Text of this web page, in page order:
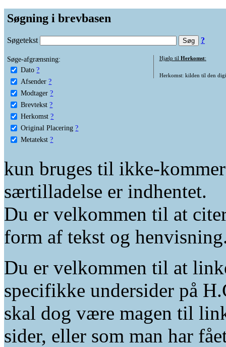
Søgning i brevbasen
Søgetekst ?
Søge-afgrænsning:
Dato ?
Afsender ?
Modtager ?
Brevtekst ?
Herkomst ?
Original Placering ?
Metatekst ?
Hjælp til Herkomst:
Herkomst: kilden til den
kun bruges til ikke-
særtilladelse er indhentet.
Du er velkommen til at
form af tekst og
Du er velkommen til at
specifikke undersider på
skal dog være magen til
sider, eller som man har